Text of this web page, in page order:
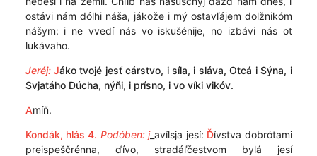
ostávi nám dólhi náša, jákože i mý ostavľájem dolžnikóm
nášym: i ne vvedí nás vo iskušénije, no izbávi nás ot
lukávaho.
Jeréj: Jáko tvojé jesť cárstvo, i síla, i sláva, Otcá i Sýna, i
Svjatáho Dúcha, nýňi, i prísno, i vo víki vikóv.
Amíň.
Kondák, hlás 4. Podóben: j_avílsja jesí: Ďívstva dobrótami
preispeščrénna, ďívo, stradáľčestvom bylá jesí